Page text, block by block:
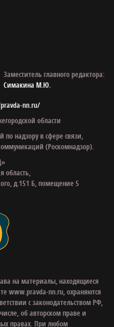
Заместитель главного редактора:
Симакина М.Ю.
nn.ru/
области
по надзору в сфере связи,
(Роскомнадзор).
область,
д.151 Б, помещение 5
на материалы, находящиеся
www.pravda-nn.ru, охраняются
с законодательством РФ,
об авторском праве и
правах. При любом